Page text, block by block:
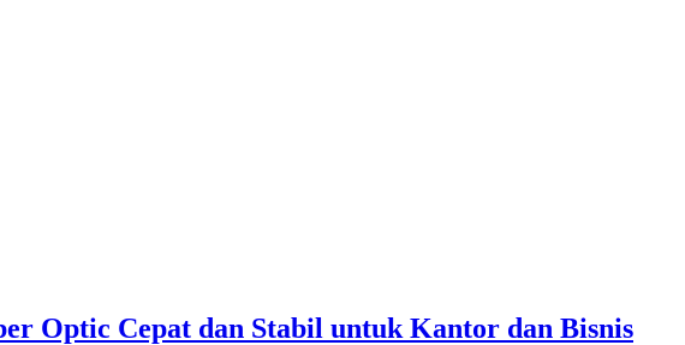
Optic Cepat dan Stabil untuk Kantor dan Bisnis